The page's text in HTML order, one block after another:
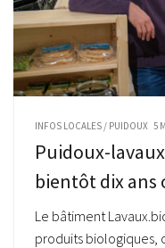
INFOS LOCALES / PUIDOUX 5
Puidoux-
bientôt dix ans
Le bâtiment
produits biologiques,